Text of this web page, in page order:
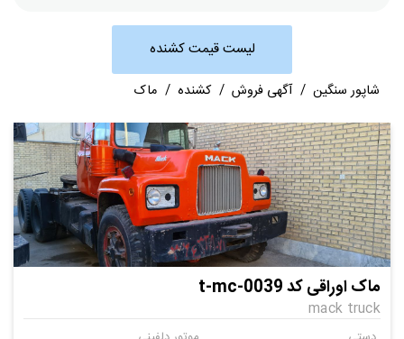
لیست قیمت کشنده
شاپور سنگین / آگهی فروش / کشنده / ماک
ماک اوراقی کد t-mc-0039
mack truck